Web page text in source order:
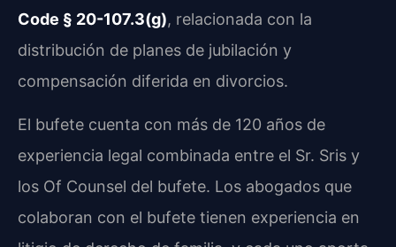
Code § 20-107.3(g), relacionada con la
distribución de planes de jubilación y
compensación diferida en divorcios.
El bufete cuenta con más de 120 años de
experiencia legal combinada entre el Sr. Sris y
los Of Counsel del bufete. Los abogados que
colaboran con el bufete tienen experiencia en